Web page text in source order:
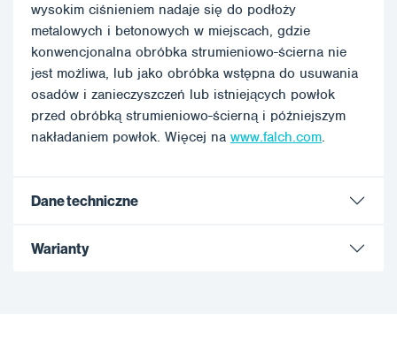
wysokim ciśnieniem nadaje się do podłoży
metalowych i betonowych w miejscach, gdzie
konwencjonalna obróbka strumieniowo-ścierna nie
jest możliwa, lub jako obróbka wstępna do usuwania
osadów i zanieczyszczeń lub istniejących powłok
przed obróbką strumieniowo-ścierną i późniejszym
nakładaniem powłok. Więcej na www.falch.com.
Dane techniczne
Warianty